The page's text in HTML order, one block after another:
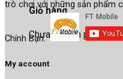
Giỏ hàng
Chưa có sản phẩm
trò chơi với những sản phẩm
Chính Bạn.
My account